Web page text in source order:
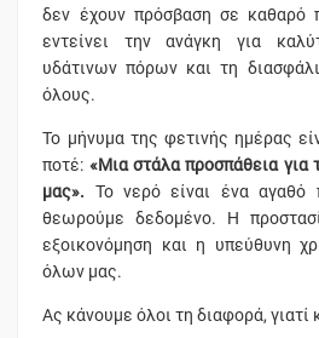
δεν έχουν πρόσβαση σε καθαρό
εντείνει την ανάγκη για
υδάτινων πόρων και τη
όλους.
Το μήνυμα της φετινής ημέρας
ποτέ: «Μια στάλα προσπάθεια για
μας». Το νερό είναι ένα
θεωρούμε δεδομένο. Η
εξοικονόμηση και η υπεύθυνη
όλων μας.
Ας κάνουμε όλοι τη διαφορά, γιατί